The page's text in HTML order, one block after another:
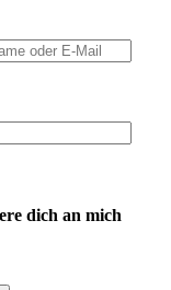
dich an mich